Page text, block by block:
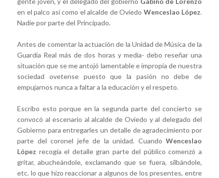
en el palco así como el alcalde de Oviedo Wenceslao López.
Nadie por parte del Principado.
Antes de comentar la actuación de la Unidad de Música de la
Guardia Real más de dos horas y media- debo reseñar una
situación que se me antojó lamentable e impropia de nuestra
sociedad ovetense puesto que la pasión no debe de
empujarnos nunca a faltar a la educación y el respeto.
Escribo esto porque en la segunda parte del concierto se
convocó al escenario al alcalde de Oviedo y al delegado del
Gobierno para entregarles un detalle de agradecimiento por
parte del coronel jefe de la unidad. Cuando Wenceslao
López recogía el detalle gran parte del público comenzó a
gritar, abucheándole, exclamando que se fuera, silbándole,
etc. lo que hizo reaccionar a algunos de los presentes, entre